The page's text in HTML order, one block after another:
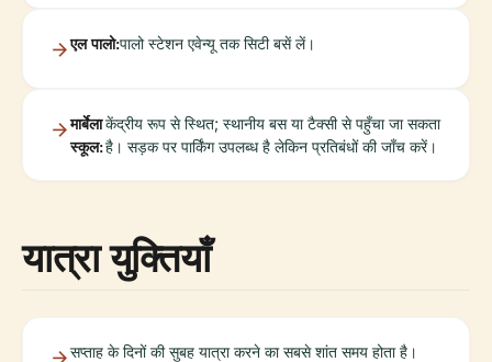
एल पालो:पालो स्टेशन एवेन्यू तक सिटी बसें लें।
मार्बेला
स्कूल:
केंद्रीय रूप से स्थित; स्थानीय बस या टैक्सी से पहुँचा जा सकता
है। सड़क पर पार्किंग उपलब्ध है लेकिन प्रतिबंधों की जाँच करें।
यात्रा युक्तियाँ
सप्ताह के दिनों की सुबह यात्रा करने का सबसे शांत समय होता है।